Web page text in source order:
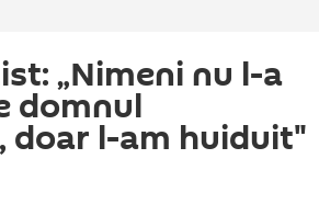
„Nimeni nu l-a
domnul
doar l-am huiduit"